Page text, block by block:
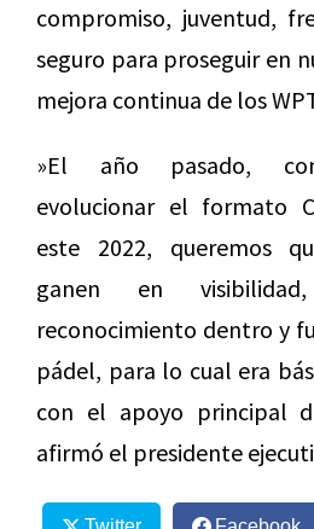
compromiso, juventud,
seguro para proseguir en
mejora continua de los
»El año pasado,
evolucionar el formato
este 2022, queremos
ganen en
reconocimiento dentro y
pádel, para lo cual era
con el apoyo principal
afirmó el presidente